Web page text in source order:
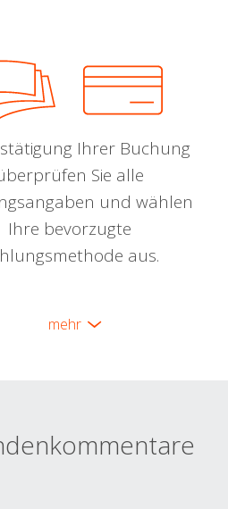
Ihrer Buchung
Sie alle
und wählen
Ihre bevorzugte
aus.
mehr